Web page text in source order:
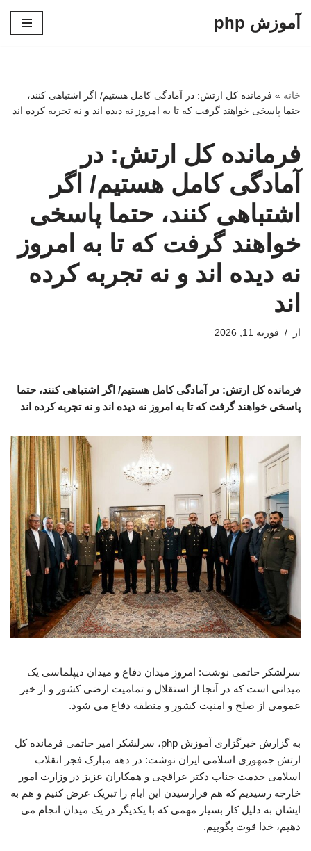
آموزش php
خانه » فرمانده کل ارتش: در آمادگی کامل هستیم/ اگر اشتباهی کنند،
حتما پاسخی خواهند گرفت که تا به امروز نه دیده اند و نه تجربه کرده اند
فرمانده کل ارتش: در
آمادگی کامل هستیم/ اگر
اشتباهی کنند، حتما پاسخی
خواهند گرفت که تا به امروز
نه دیده اند و نه تجربه کرده
اند
از فوریه 11, 2026
فرمانده کل ارتش: در آمادگی کامل هستیم/ اگر اشتباهی کنند، حتما
پاسخی خواهند گرفت که تا به امروز نه دیده اند و نه تجربه کرده اند
سرلشکر حاتمی نوشت: امروز میدان دفاع و میدان دیپلماسی یک
میدانی است که در آنجا از استقلال و تمامیت ارضی کشور و از خیر
عمومی از صلح و امنیت کشور و منطقه دفاع می شود.
به گزارش خبرگزاری آموزش php، سرلشکر امیر حاتمی فرمانده کل
ارتش جمهوری اسلامی ایران نوشت: در دهه مبارک فجر انقلاب
اسلامی خدمت جناب دکتر عراقچی و همکاران عزیز در وزارت امور
خارجه رسیدیم که هم فرارسیدن این ایام را تبریک عرض کنیم و هم به
ایشان به دلیل کار بسیار مهمی که با یکدیگر در یک میدان انجام می
دهیم، خدا قوت بگوییم.